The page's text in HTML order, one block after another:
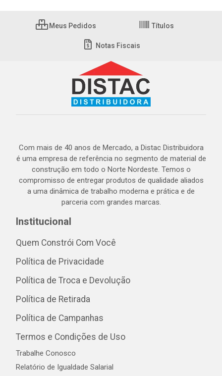
Meus Pedidos Títulos
Notas Fiscais
Com mais de 40 anos de Mercado, a Distac Distribuidora
é uma empresa de referência no segmento de material de
construção em todo o Norte Nordeste. Temos o
compromisso de entregar produtos de qualidade aliados
a uma dinâmica de trabalho moderna e prática e de
parceria com grandes marcas.
Institucional
Quem Constrói Com Você
Política de Privacidade
Política de Troca e Devolução
Política de Retirada
Política de Campanhas
Termos e Condições de Uso
Trabalhe Conosco
Relatório de Igualdade Salarial